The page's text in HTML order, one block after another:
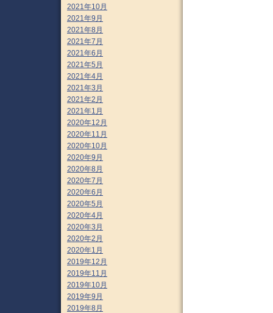
2021年10月
2021年9月
2021年8月
2021年7月
2021年6月
2021年5月
2021年4月
2021年3月
2021年2月
2021年1月
2020年12月
2020年11月
2020年10月
2020年9月
2020年8月
2020年7月
2020年6月
2020年5月
2020年4月
2020年3月
2020年2月
2020年1月
2019年12月
2019年11月
2019年10月
2019年9月
2019年8月